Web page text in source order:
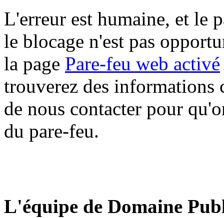
L'erreur est humaine, et le
le blocage n'est pas
la page Pare-feu web activé
trouverez des informations
de nous contacter pour
du pare-feu.
L'équipe de Domaine